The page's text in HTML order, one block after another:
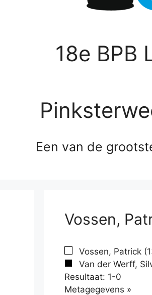
18e BPB
Een van de
Vossen,
Vossen, Patrick
Van der Werff,
Resultaat: 1-0
Metagegevens »